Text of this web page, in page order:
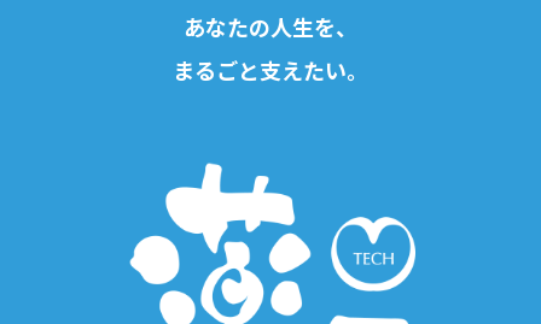
あなたの人生を、
まるごと支えたい。